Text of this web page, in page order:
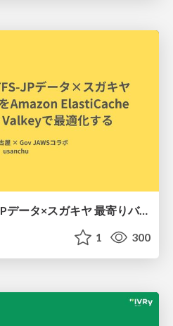
名古屋の市バスGTFS-JPデータ×スガキヤ 最寄りバス停検索をAmazon ElastiCache Serverless for Valkeyで最適化する
1 300